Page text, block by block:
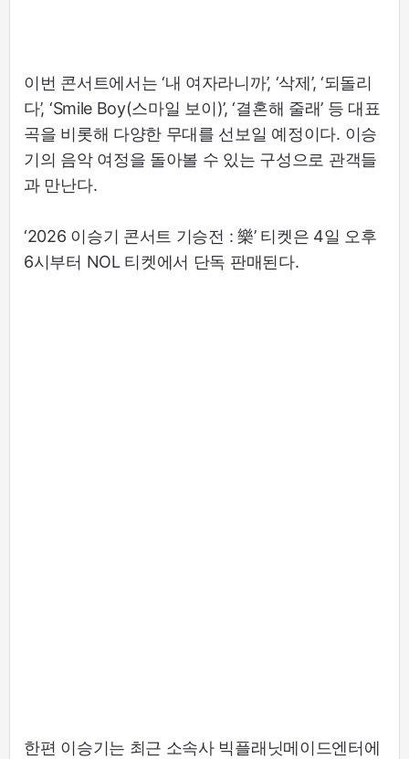
이번 콘서트에서는 ‘내 여자라니까’, ‘삭제’, ‘되돌리
다’, ‘Smile Boy(스마일 보이)’, ‘결혼해 줄래’ 등 대표
곡을 비롯해 다양한 무대를 선보일 예정이다. 이승
기의 음악 여정을 돌아볼 수 있는 구성으로 관객들
과 만난다.
‘2026 이승기 콘서트 기승전 : 樂’ 티켓은 4일 오후
6시부터 NOL 티켓에서 단독 판매된다.
한편 이승기는 최근 소속사 빅플래닛메이드엔터에